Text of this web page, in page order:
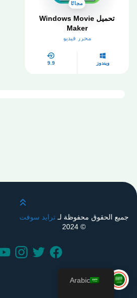
مجانًا
تحميل Windows Movie
Maker
محرر فيديو
ويندوز 9.9
قم
جميع الحقوق محفوظة لـترايد سوفت
© 2024
Arabic